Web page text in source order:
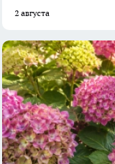
2 августа